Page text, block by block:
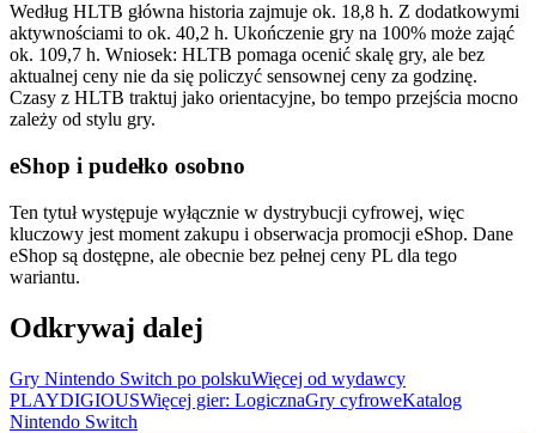
Według HLTB główna historia zajmuje ok. 18,8 h. Z dodatkowymi
aktywnościami to ok. 40,2 h. Ukończenie gry na 100% może zająć
ok. 109,7 h. Wniosek: HLTB pomaga ocenić skalę gry, ale bez
aktualnej ceny nie da się policzyć sensownej ceny za godzinę.
Czasy z HLTB traktuj jako orientacyjne, bo tempo przejścia mocno
zależy od stylu gry.
eShop i pudełko osobno
Ten tytuł występuje wyłącznie w dystrybucji cyfrowej, więc
kluczowy jest moment zakupu i obserwacja promocji eShop. Dane
eShop są dostępne, ale obecnie bez pełnej ceny PL dla tego
wariantu.
Odkrywaj dalej
Gry Nintendo Switch po polskuWięcej od wydawcy
PLAYDIGIOUSWięcej gier: LogicznaGry cyfroweKatalog
Nintendo Switch